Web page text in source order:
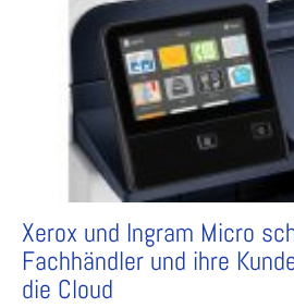
Xerox und Ingram Micro
Fachhändler und ihre
die Cloud